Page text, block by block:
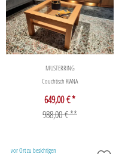
MUSTERRING
Couchtisch KIANA
649,00 € *
988,00 € **
vor Ort zu besichtigen